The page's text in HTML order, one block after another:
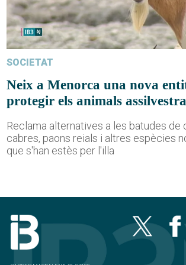
SOCIETAT
Neix a Menorca una nova
protegir els animals
Reclama alternatives a les batudes de
cabres, paons reials i altres espècies
que s'han estès per l'illa